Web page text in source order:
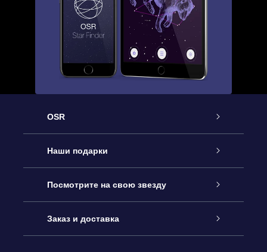
OSR
Обслуживание
Как с нами связаться
Блог
Наши подарки
Онлайн подарок Online Star Gift
Подарочный набор OSR
Посмотрите на свою звезду
Звездный реестр
Заказ и доставка